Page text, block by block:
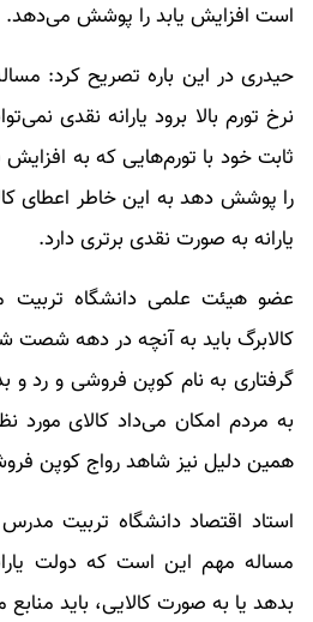
است افزایش یابد را پوشش می‌دهد.
حیدری در این باره تصریح کرد:
نرخ تورم بالا برود یارانه نقدی
ثابت خود با تورم‌هایی که به
را پوشش دهد به این خاطر اعطای
یارانه به صورت نقدی برتری دارد.
عضو هیئت علمی دانشگاه
کالابرگ باید به آنچه در دهه شصت
گرفتاری به نام کوپن فروشی و رد و
به مردم امکان می‌داد کالای مورد
همین دلیل نیز شاهد رواج کوپن
استاد اقتصاد دانشگاه تربیت
مساله مهم این است که دولت
بدهد یا به صورت کالایی، باید